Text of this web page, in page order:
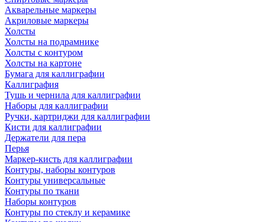
Акварельные маркеры
Акриловые маркеры
Холсты
Холсты на подрамнике
Холсты с контуром
Холсты на картоне
Бумага для каллиграфии
Каллиграфия
Тушь и чернила для каллиграфии
Наборы для каллиграфии
Ручки, картриджи для каллиграфии
Кисти для каллиграфии
Держатели для пера
Перья
Маркер-кисть для каллиграфии
Контуры, наборы контуров
Контуры универсальные
Контуры по ткани
Наборы контуров
Контуры по стеклу и керамике